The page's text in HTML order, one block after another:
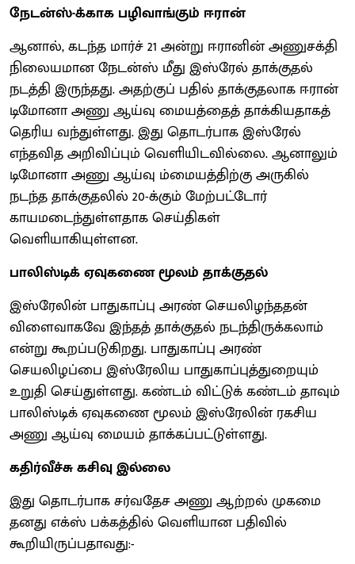
நேடன்ஸ்-க்காக பழிவாங்கும் ஈரான்
ஆனால், கடந்த மார்ச் 21 அன்று ஈரானின் அணுசக்தி
நிலையமான நேடன்ஸ் மீது இஸ்ரேல் தாக்குதல்
நடத்தி இருந்தது. அதற்குப் பதில் தாக்குதலாக ஈரான்
டிமோனா அணு ஆய்வு மையத்தைத் தாக்கியதாகத்
தெரிய வந்துள்ளது. இது தொடர்பாக இஸ்ரேல்
எந்தவித அறிவிப்பும் வெளியிடவில்லை. ஆனாலும்
டிமோனா அணு ஆய்வு ம்மையத்திற்கு அருகில்
நடந்த தாக்குதலில் 20-க்கும் மேற்பட்டோர்
காயமடைந்துள்ளதாக செய்திகள்
வெளியாகியுள்ளன.
பாலிஸ்டிக் ஏவுகணை மூலம் தாக்குதல்
இஸ்ரேலின் பாதுகாப்பு அரண் செயலிழந்ததன்
விளைவாகவே இந்தத் தாக்குதல் நடந்திருக்கலாம்
என்று கூறப்படுகிறது. பாதுகாப்பு அரண்
செயலிழப்பை இஸ்ரேலிய பாதுகாப்புத்துறையும்
உறுதி செய்துள்ளது. கண்டம் விட்டுக் கண்டம் தாவும்
பாலிஸ்டிக் ஏவுகணை மூலம் இஸ்ரேலின் ரகசிய
அணு ஆய்வு மையம் தாக்கப்பட்டுள்ளது.
கதிர்வீச்சு கசிவு இல்லை
இது தொடர்பாக சர்வதேச அணு ஆற்றல் முகமை
தனது எக்ஸ் பக்கத்தில் வெளியான பதிவில்
கூறியிருப்பதாவது:-